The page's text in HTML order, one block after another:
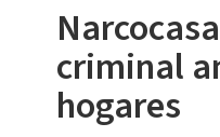
criminal
hogares